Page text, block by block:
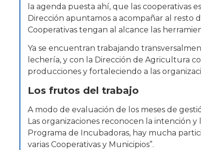
la agenda puesta ahí, que las cooperativas
Dirección apuntamos a acompañar al resto
Cooperativas tengan al alcance las
Ya se encuentran trabajando
lechería, y con la Dirección de Agricultura
producciones y fortaleciendo a las
Los frutos del trabajo
A modo de evaluación de los meses de
Las organizaciones reconocen la intención
Programa de Incubadoras, hay mucha
varias Cooperativas y Municipios”.